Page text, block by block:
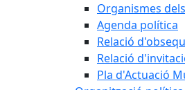
Organismes
Agenda política
Relació
Relació
Pla d'Actuació